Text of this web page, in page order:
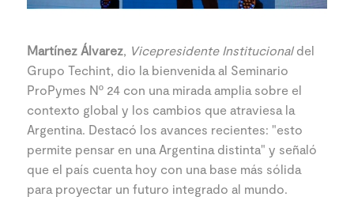
Martínez Álvarez, Vicepresidente Institucional del
Grupo Techint, dio la bienvenida al Seminario
ProPymes Nº 24 con una mirada amplia sobre el
contexto global y los cambios que atraviesa la
Argentina. Destacó los avances recientes: "esto
permite pensar en una Argentina distinta" y señaló
que el país cuenta hoy con una base más sólida
para proyectar un futuro integrado al mundo.